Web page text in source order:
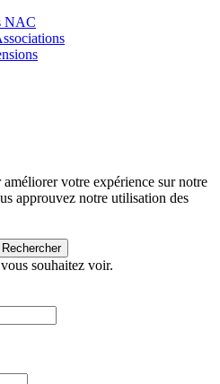
NAC
votre expérience sur notre
approuvez notre utilisation des
Rechercher
souhaitez voir.